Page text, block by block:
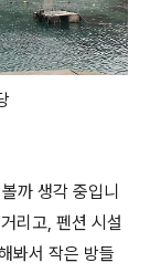
까 생각 중입니
리고, 펜션 시설
봐서 작은 방들